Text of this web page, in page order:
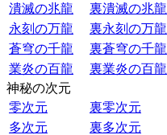
潰滅の兆龍
裏潰滅の兆龍
永刻の万龍
裏永刻の万龍
蒼穹の千龍
裏蒼穹の千龍
業炎の百龍
裏業炎の百龍
神秘の次元
零次元
裏零次元
多次元
裏多次元